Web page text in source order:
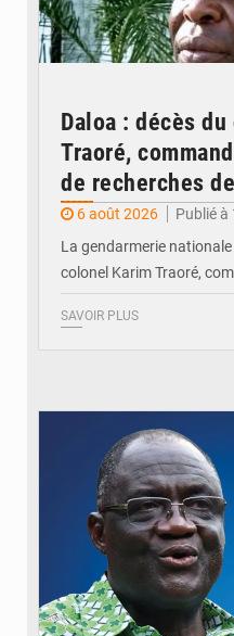
Daloa : décès
Traoré,
de recherches
après une
6 août 2026
Publié à
La gendarmerie
colonel Karim Traoré,
SAVOIR PLUS